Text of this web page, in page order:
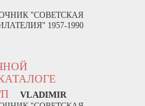
"СОВЕТСКАЯ
1957-1990
VLADIMIR